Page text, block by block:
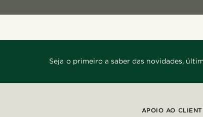
Seja o primeiro a saber das novidades,
APOIO AO